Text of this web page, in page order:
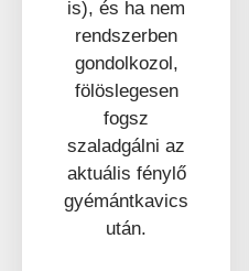
is), és ha nem
rendszerben
gondolkozol,
fölöslegesen
fogsz
szaladgálni az
aktuális fénylő
gyémántkavics
után.